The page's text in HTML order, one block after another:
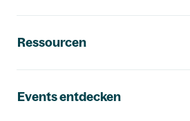
Ressourcen
Events entdecken